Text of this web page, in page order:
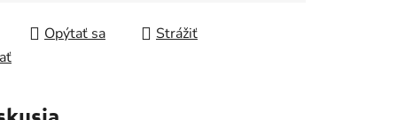
Opýtať sa
Strážiť